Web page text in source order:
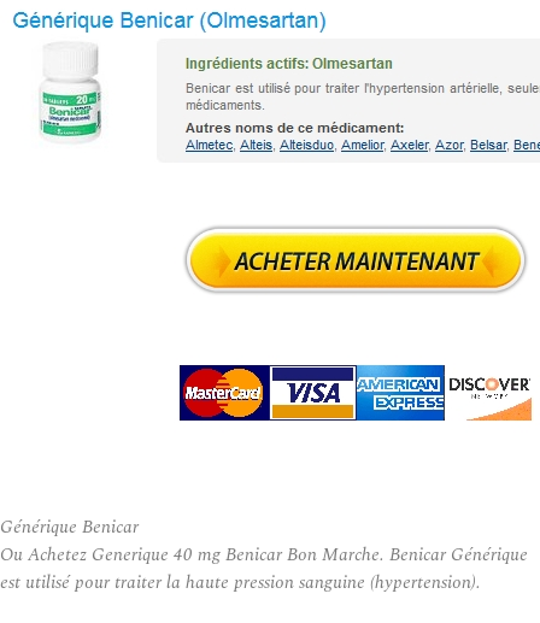
Générique Benicar
Ou Achetez Generique 40 mg Benicar Bon Marche. Benicar Générique
est utilisé pour traiter la haute pression sanguine (hypertension).